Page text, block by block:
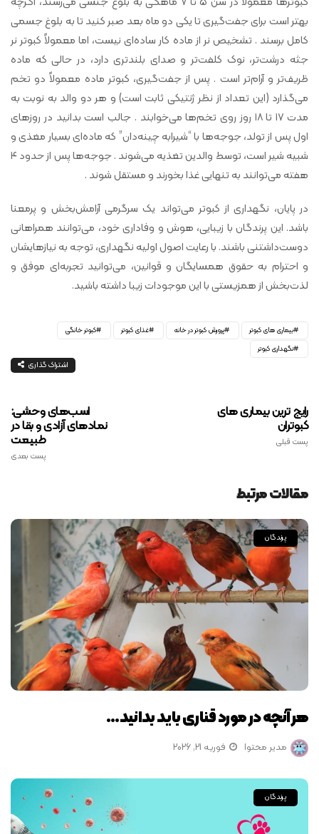
بهتر است برای جفت‌گیری تا یکی دو ماه بعد صبر کنید تا به بلوغ جسمی
کامل برسند . تشخیص نر از ماده کار ساده‌ای نیست، اما معمولاً کبوتر نر
جثه درشت‌تر، نوک کلفت‌تر و صدای بلندتری دارد، در حالی که ماده
ظریف‌تر و آرام‌تر است . پس از جفت‌گیری، کبوتر ماده معمولاً دو تخم
می‌گذارد (این تعداد از نظر ژنتیکی ثابت است) و هر دو والد به نوبت به
مدت ۱۷ تا ۱۸ روز روی تخم‌ها می‌خوابند . جالب است بدانید در روزهای
اول پس از تولد، جوجه‌ها با “شیرابه چینه‌دان” که ماده‌ای بسیار مغذی و
شبیه شیر است، توسط والدین تغذیه می‌شوند . جوجه‌ها پس از حدود ۴
هفته می‌توانند به تنهایی غذا بخورند و مستقل شوند .
در پایان، نگهداری از کبوتر می‌تواند یک سرگرمی آرامش‌بخش و پرمعنا
باشد. این پرندگان با زیبایی، هوش و وفاداری خود، می‌توانند همراهانی
دوست‌داشتنی باشند. با رعایت اصول اولیه نگهداری، توجه به نیازهایشان
و احترام به حقوق همسایگان و قوانین، می‌توانید تجربه‌ای موفق و
لذت‌بخش از همزیستی با این موجودات زیبا داشته باشید.
بیماری های کبوتر پرورش کبوتر در خانه غذای کبوتر
کبوتر خانگی
نگهداری کبوتر
اشتراک گذاری
اسب‌های وحشی:
نمادهای آزادی و بقا در
طبیعت
پست بعدی
رایج ترین بیماری های
کبوتران
پست قبلی
مقالات مرتبط
پرندگان
هر آنچه در مورد قناری باید بدانید…
مدیر محتوا فوریه 21, 2026
پرندگان